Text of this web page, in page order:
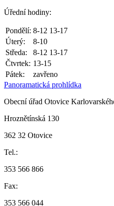
Úřední hodiny:
Pondělí: 8-12 13-17
Úterý:
8-10
Středa:
8-12 13-17
Čtvrtek: 13-15
Pátek:
zavřeno
Panoramatická prohlídka
Obecní úřad Otovice
Hroznětínská 130
362 32 Otovice
Tel.:
353 566 866
Fax:
353 566 044